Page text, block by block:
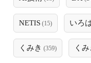
NETIS (15) いろ
くみき (359) く